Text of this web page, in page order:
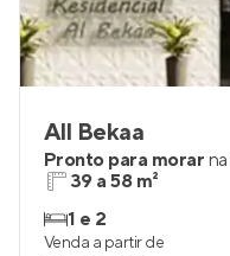
All Bekaa
Pronto para morar na
39 a 58 m²
1 e 2
Venda a partir de